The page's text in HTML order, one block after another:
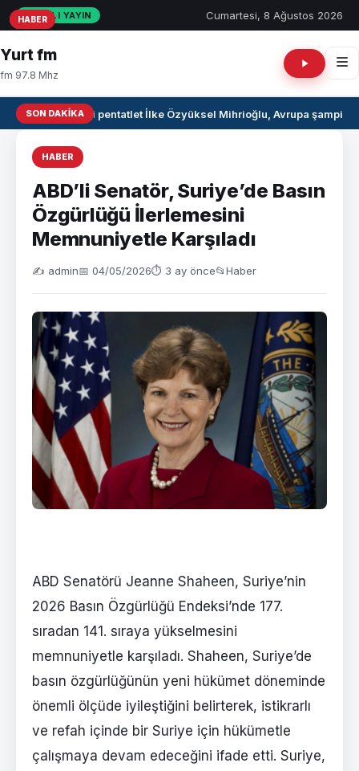
CANLI YAYIN Cumartesi, 8 Ağustos 2026
Yurt fm
fm 97.8 Mhz
SON DAKIKAMilli pentatlet İlke Özyüksel Mihrioğlu, Avrupa
HABER
ABD’li Senatör, Suriye’de Basın
Özgürlüğü İlerlemesini
Memnuniyetle Karşıladı
✍️ admin📅 04/05/2026⏱ 3 ay önce📂Haber
ABD Senatörü Jeanne Shaheen, Suriye’nin
2026 Basın Özgürlüğü Endeksi’nde 177.
sıradan 141. sıraya yükselmesini
memnuniyetle karşıladı. Shaheen, Suriye’de
basın özgürlüğünün yeni hükümet döneminde
önemli ölçüde iyileştiğini belirterek, istikrarlı
ve refah içinde bir Suriye için hükümetle
çalışmaya devam edeceğini ifade etti. Suriye,
HABER
HABER
HABER